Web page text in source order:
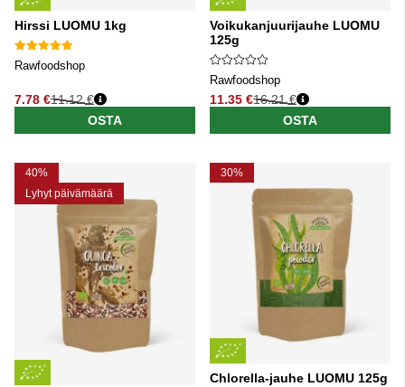
Hirssi LUOMU 1kg
Rawfoodshop
7.78 €
Normaali hinta
11.12 €
OSTA
Voikukanjuurijauhe LUOMU
125g
Rawfoodshop
11.35 €
Normaali hinta
16.21 €
OSTA
40%
Lyhyt päivämäärä
30%
Chlorella-jauhe LUOMU 125g